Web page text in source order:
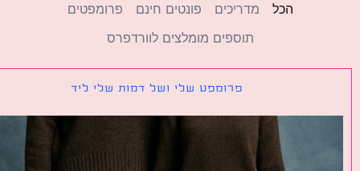
מדריכים פונטים חינם
פרומפטים
תוספים מומלצים לוורדפרס
פרומפט שלי ושל דמות שלי ליד